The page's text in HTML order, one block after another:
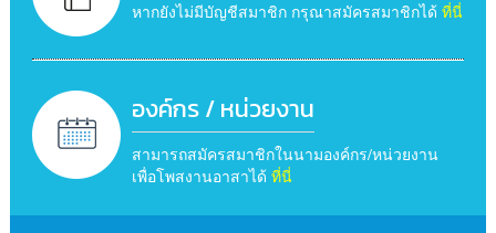
หากยังไม่มีบัญชีสมาชิก กรุณาสมัครสมาชิกได้ ที่นี่
องค์กร / หน่วยงาน
สามารถสมัครสมาชิกในนามองค์กร/หน่วยงาน
เพื่อโพสงานอาสาได้ ที่นี่